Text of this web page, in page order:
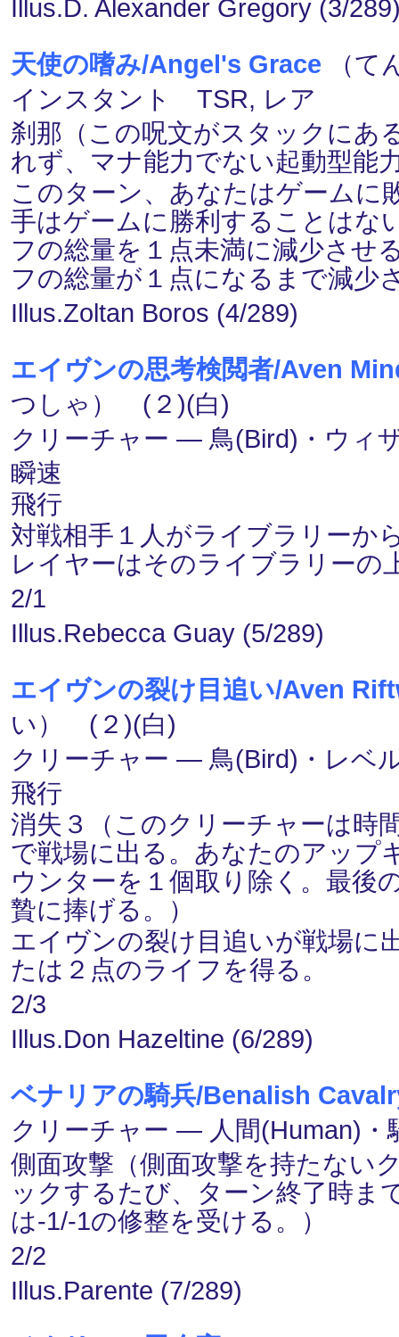
Illus.D. Alexander Gregory (3/
天使の嗜み/Angel's Grace （て
インスタント TSR, レア
刹那（この呪文がスタックにあ
れず、マナ能力でない起動型能
このターン、あなたはゲームに
手はゲームに勝利することはな
フの総量を１点未満に減少させ
フの総量が１点になるまで減少
Illus.Zoltan Boros (4/289)
エイヴンの思考検閲者/Aven
つしゃ） (２)(白)
クリーチャー ― 鳥(Bird)・ウィ
瞬速
飛行
対戦相手１人がライブラリーか
レイヤーはそのライブラリーの
2/1
Illus.Rebecca Guay (5/289)
エイヴンの裂け目追い/Aven
い） (２)(白)
クリーチャー ― 鳥(Bird)・レベ
飛行
消失３（このクリーチャーは時
で戦場に出る。あなたのアップ
ウンターを１個取り除く。最後
贄に捧げる。）
エイヴンの裂け目追いが戦場に
たは２点のライフを得る。
2/3
Illus.Don Hazeltine (6/289)
ベナリアの騎兵/Benalish
クリーチャー ― 人間(Human)
側面攻撃（側面攻撃を持たない
ックするたび、ターン終了時ま
は-1/-1の修整を受ける。）
2/2
Illus.Parente (7/289)